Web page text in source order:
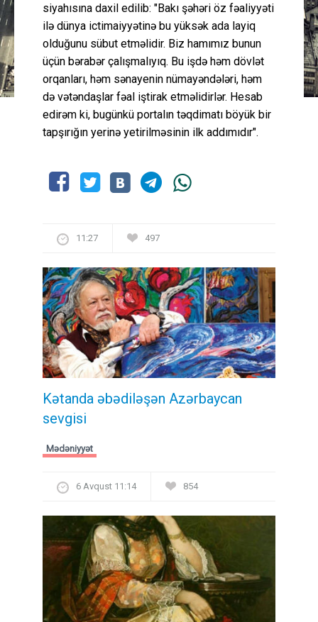
siyahısına daxil edilib: "Bakı şəhəri öz fəaliyyəti
ilə dünya ictimaiyyətinə bu yüksək ada layiq
olduğunu sübut etməlidir. Biz hamımız bunun
üçün bərabər çalışmalıyıq. Bu işdə həm dövlət
orqanları, həm sənayenin nümayəndələri, həm
də vətəndaşlar fəal iştirak etməlidirlər. Hesab
edirəm ki, bugünkü portalın təqdimatı böyük bir
tapşırığın yerinə yetirilməsinin ilk addımıdır".
11:27 497
Kətanda əbədiləşən Azərbaycan
sevgisi
Mədəniyyət
6 Avqust 11:14 854